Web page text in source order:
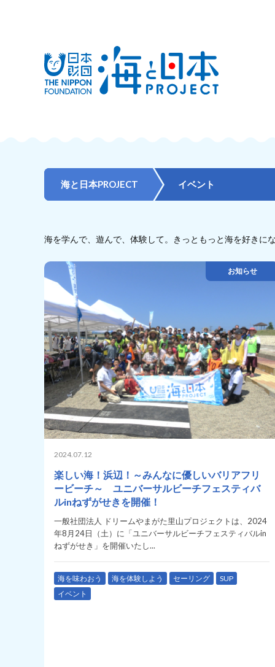
海と日本PROJECT イベント
海を学んで、遊んで、体験して。きっともっと海を好きに
お知らせ
2024.07.12
楽しい海！浜辺！～みんなに優しいバリアフリ
ービーチ～ ユニバーサルビーチフェスティバ
ルinねずがせきを開催！
一般社団法人 ドリームやまがた里山プロジェクトは、2024
年8月24日（土）に「ユニバーサルビーチフェスティバルin
ねずがせき」を開催いたし...
海を味わおう 海を体験しよう セーリング
SUP
イベント